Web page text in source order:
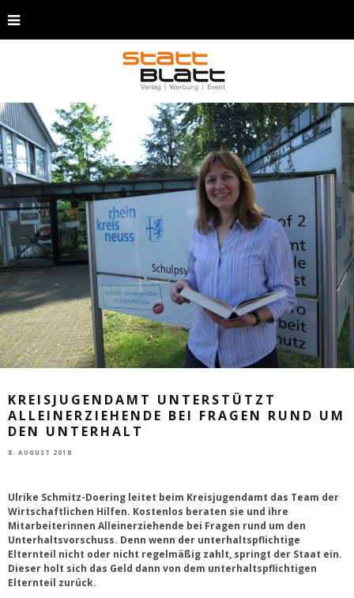
KREISJUGENDAMT UNTERSTÜTZT
ALLEINERZIEHENDE BEI FRAGEN RUND UM
DEN UNTERHALT
8. AUGUST 2018
Ulrike Schmitz-Doering leitet beim Kreisjugendamt das Team der
Wirtschaftlichen Hilfen. Kostenlos beraten sie und ihre
Mitarbeiterinnen Alleinerziehende bei Fragen rund um den
Unterhaltsvorschuss. Denn wenn der unterhaltspflichtige
Elternteil nicht oder nicht regelmäßig zahlt, springt der Staat ein.
Dieser holt sich das Geld dann von dem unterhaltspflichtigen
Elternteil zurück.